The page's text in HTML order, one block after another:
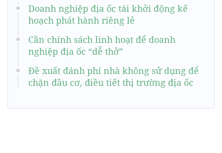
Doanh nghiệp địa ốc tái khởi động kế
hoạch phát hành riêng lẻ
Cần chính sách linh hoạt để doanh
nghiệp địa ốc “dễ thở”
Đề xuất đánh phí nhà không sử dụng để
chặn đầu cơ, điều tiết thị trường địa ốc